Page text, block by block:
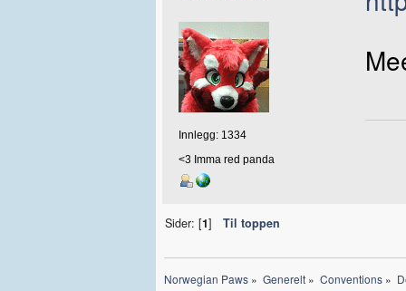
Innlegg: 1334
<3 Imma red panda
Sider: [1] Til toppen
Norwegian Paws » Generelt» Conventions»